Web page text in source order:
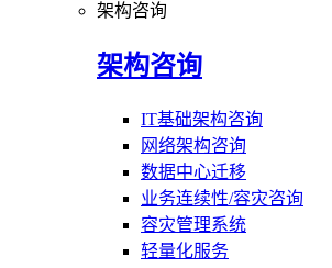
架构咨询
架构咨询
IT基础架构咨询
网络架构咨询
数据中心迁移
业务连续性/容灾咨询
容灾管理系统
轻量化服务